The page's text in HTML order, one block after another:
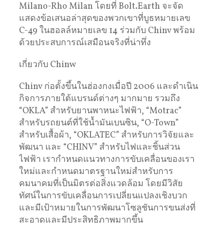
Milano-Rho Milan โดยที่ Bolt.Earth จะจัด
แสดงข้อเสนอล่าสุดของพวกเขาที่บูธหมายเลข
C-49 ในฮอลล์หมายเลข 14 ร่วมกับ Chinv พร้อม
ด้วยประสบการณ์เสมือนจริงที่น่าทึ่ง
เกี่ยวกับ Chinw
Chinv ก่อตั้งขึ้นในฮ่องกงเมื่อปี 2006 และดำเนิน
กิจการภายใต้แบรนด์ต่างๆ มากมาย รวมถึง
“OKLA” สำหรับยานพาหนะไฟฟ้า, “Motrac”
สำหรับรถยนต์ที่ใช้น้ำมันเบนซิน, “O-Town”
สำหรับเสื้อผ้า, “OKLATEC” สำหรับการวิจัยและ
พัฒนา และ “CHINV” สำหรับไฟและชิ้นส่วน
ไฟฟ้า เรากำหนดแนวทางการขับเคลื่อนของเรา
ใหม่และกำหนดมาตรฐานใหม่สำหรับการ
คมนาคมที่เป็นมิตรต่อสิ่งแวดล้อม โดยมีวิสัย
ทัศน์ในการขับเคลื่อนการเปลี่ยนแปลงเชิงบวก
และมีเป้าหมายในการพัฒนาโซลูชันการขนส่งที่
สะอาดและมีประสิทธิภาพมากขึ้น